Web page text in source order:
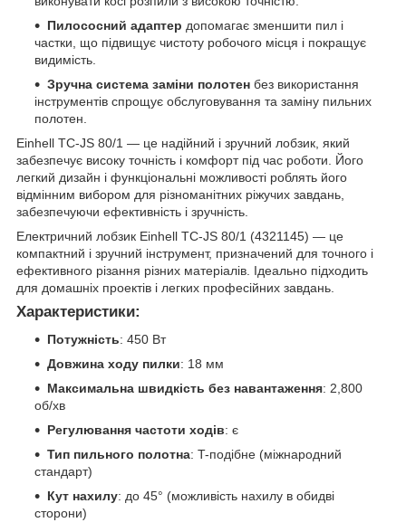
Пилососний адаптер допомагає зменшити пил і
частки, що підвищує чистоту робочого місця і покращує
видимість.
Зручна система заміни полотен без використання
інструментів спрощує обслуговування та заміну пильних
полотен.
Einhell TC-JS 80/1 — це надійний і зручний лобзик, який
забезпечує високу точність і комфорт під час роботи. Його
легкий дизайн і функціональні можливості роблять його
відмінним вибором для різноманітних ріжучих завдань,
забезпечуючи ефективність і зручність.
Електричний лобзик Einhell TC-JS 80/1 (4321145) — це
компактний і зручний інструмент, призначений для точного і
ефективного різання різних матеріалів. Ідеально підходить
для домашніх проектів і легких професійних завдань.
Характеристики:
Потужність: 450 Вт
Довжина ходу пилки: 18 мм
Максимальна швидкість без навантаження: 2,800
об/хв
Регулювання частоти ходів: є
Тип пильного полотна: T-подібне (міжнародний
стандарт)
Кут нахилу: до 45° (можливість нахилу в обидві
сторони)